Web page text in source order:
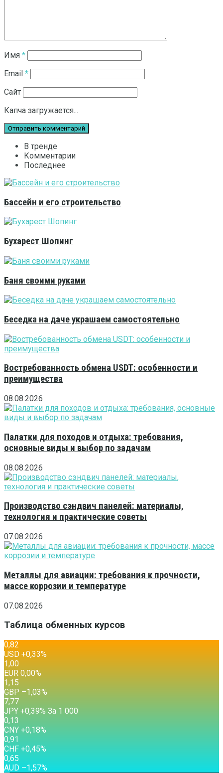
Имя *
Email *
Сайт
Капча загружается...
В тренде
Комментарии
Последнее
Бассейн и его строительство
Бухарест Шопинг
Баня своими руками
Беседка на даче украшаем самостоятельно
Востребованность обмена USDT: особенности и
преимущества
08.08.2026
Палатки для походов и отдыха: требования,
основные виды и выбор по задачам
08.08.2026
Производство сэндвич панелей: материалы,
технология и практические советы
07.08.2026
Металлы для авиации: требования к прочности,
массе коррозии и температуре
07.08.2026
Таблица обменных курсов
0,82
USD +0,33%
1,00
EUR 0,00%
1,15
GBP –1,03%
7,77
JPY +0,39% За 1 000
0,13
CNY +0,18%
0,91
CHF +0,45%
0,65
AUD –1,57%